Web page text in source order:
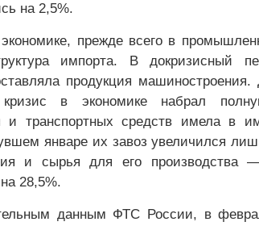
на 2,5%.
прежде всего в
импорта. В докризисный
продукция
кризис в экономике набрал
и транспортных средств имела в
январе их завоз увеличился
и сырья для его производства
28,5%.
данным ФТС России, в